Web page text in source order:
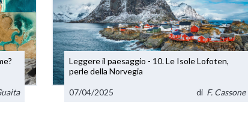
Leggere il paesaggio - 10. Le Isole Lofoten,
perle della Norvegia
07/04/2025 di F. Cassone